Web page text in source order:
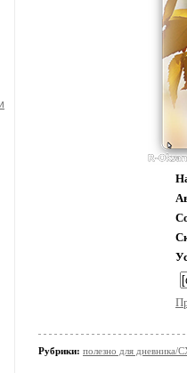
Рубрики: полезно для